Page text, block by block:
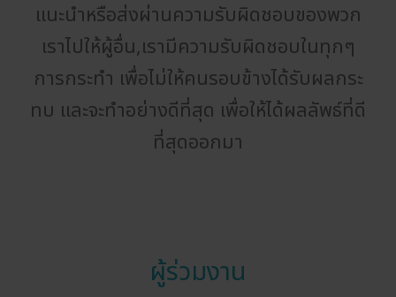
แนะนำหรือส่งผ่านความรับผิดชอบของพวก
เราไปให้ผู้อื่น,เรามีความรับผิดชอบในทุกๆ
การกระทำ เพื่อไม่ให้คนรอบข้างได้รับผลกระ
ทบ และจะทำอย่างดีที่สุด เพื่อให้ได้ผลลัพธ์ที่ดี
ที่สุดออกมา
ผู้ร่วมงาน